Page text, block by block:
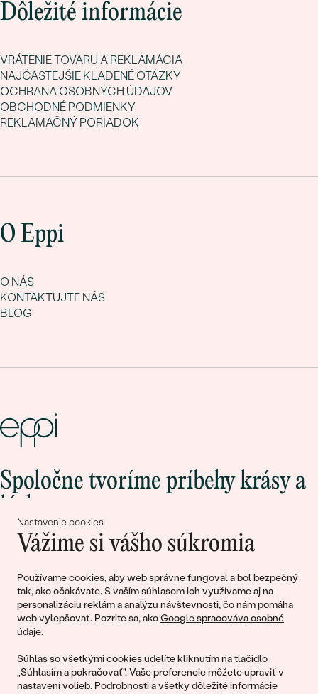
Nastavenie cookies
Vážime si vášho súkromia
Používame cookies, aby web správne fungoval a bol bezpečný
tak, ako očakávate. S vaším súhlasom ich využívame aj na
personalizáciu reklám a analýzu návštevnosti, čo nám pomáha
web vylepšovať. Pozrite sa, akoGoogle spracováva osobné
údaje.
Súhlas so všetkými cookies udelíte kliknutím na tlačidlo
„Súhlasím a pokračovať". Vaše preferencie môžete upraviť v
nastavení volieb. Podrobnosti a všetky dôležité informácie
Dôležité informácie
VRÁTENIE TOVARU A REKLAMÁCIA
NAJČASTEJŠIE KLADENÉ OTÁZKY
OCHRANA OSOBNÝCH ÚDAJOV
OBCHODNÉ PODMIENKY
REKLAMAČNÝ PORIADOK
O Eppi
O NÁS
KONTAKTUJTE NÁS
BLOG
Spoločne tvoríme príbehy krásy a
Pripojte sa k nám!
© 2011 - 2026, Eppi.sk